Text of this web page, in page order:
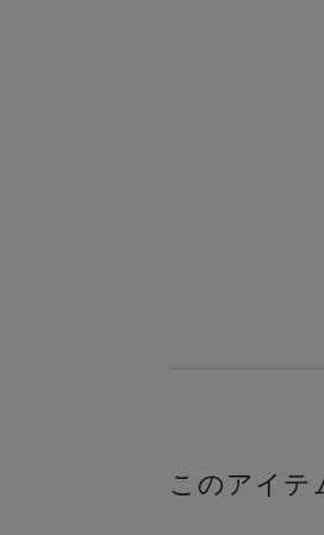
このアイテ